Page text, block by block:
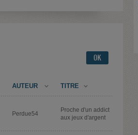
AUTEUR TITRE
Perdue54
Proche d'un addict
aux jeux d'argent